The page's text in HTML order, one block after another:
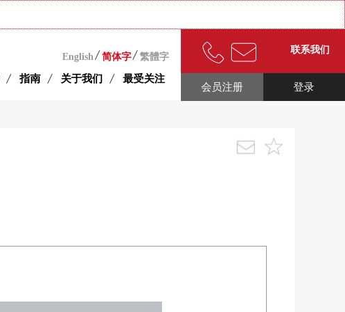
English 简体字 繁體字
指南 关于我们 最受关注
联系我们
登录
会员注册